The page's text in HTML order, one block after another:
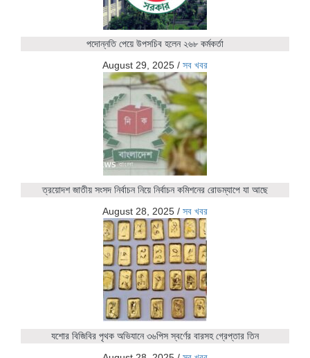
পদোন্নতি পেয়ে উপসচিব হলেন ২৬৮ কর্মকর্তা
August 29, 2025 / সব খবর
ত্রয়োদশ জাতীয় সংসদ নির্বাচন নিয়ে নির্বাচন কমিশনের রোডম্যাপে যা আছে
August 28, 2025 / সব খবর
যশোর বিজিবির পৃথক অভিযানে ৩৬পিস স্বর্ণের বারসহ গ্রেপ্তার তিন